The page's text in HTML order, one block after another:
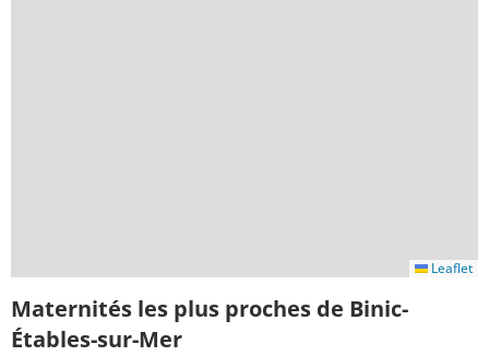
Leaflet
Maternités les plus proches de Binic-
Étables-sur-Mer